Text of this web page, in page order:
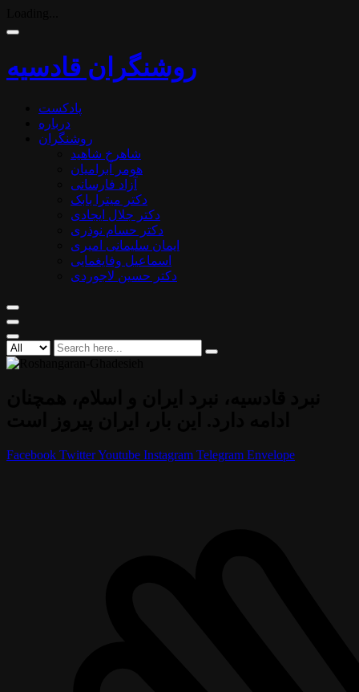
روشنگران قادسیه
پادکست
درباره
روشنگران
شاهرخ شاهید
هومر آبرامیان
آزاد فارسانی
دکتر میترا بابک
دکتر جلال ایجادی
دکتر حسام نوذری
ایمان سلیمانی امیری
اسماعیل وفایغمایی
دکتر حسین لاجوردی
Facebook TwitterYoutube Instagram Telegram Envelope